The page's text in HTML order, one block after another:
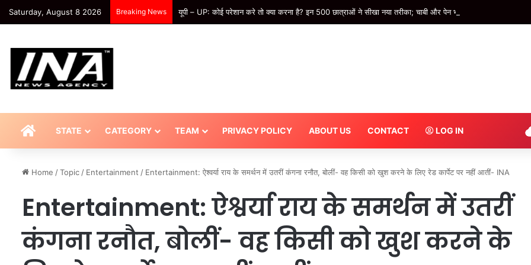
Saturday, August 8 2026 Breaking News यूपी – UP: कोई परेशान करे तो क्या करना है? इन 500 छात्राओं ने सीखा नया तरीका; चाबी और पेन भी हो सकते हैं हथियार – INA
HOMESTATE CATEGORY TEAM PRIVACY POLICY ABOUT US CONTACT LOG IN
Home /Topic / Entertainment / Entertainment: ऐश्वर्या राय के समर्थन में उतरीं कंगना रनौत, बोलीं- वह किसी को खुश करने के लिए रेड कार्पेट पर नहीं आतीं- INA
Entertainment: ऐश्वर्या राय के समर्थन में उतरीं
कंगना रनौत, बोलीं- वह किसी को खुश करने के